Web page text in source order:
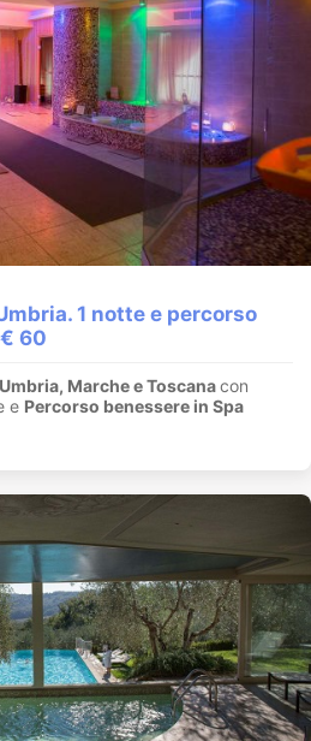
1 notte e percorso
60
Marche e Toscanacon
e Percorso benessere in Spa